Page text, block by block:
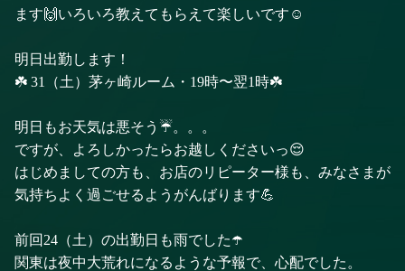
ます🙌いろいろ教えてもらえて楽しいです☺️
明日出勤します！
☘️ 31（土）茅ヶ崎ルーム・19時〜翌1時☘️
明日もお天気は悪そう☔。。。
ですが、よろしかったらお越しくださいっ😌
はじめましての方も、お店のリピーター様も、みなさまが
気持ちよく過ごせるようがんばります💪
前回24（土）の出勤日も雨でした☂️
関東は夜中大荒れになるような予報で、心配でした。